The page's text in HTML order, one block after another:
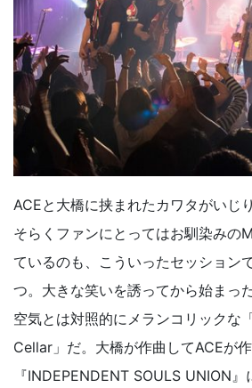
ACEと大橋に挟まれたカワタがいじ
そらくファンにとってはお馴染みの
ているのも、こういったセッション
つ。大きな笑いを誘ってから始まっ
空気とは対照的にメランコリックな
Cellar」だ。大橋が作曲してACEが
『INDEPENDENT SOULS UNION